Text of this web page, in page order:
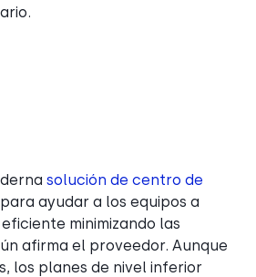
solución de centro de
ayudar a los equipos a
minimizando las
afirma el proveedor. Aunque
los planes de nivel inferior